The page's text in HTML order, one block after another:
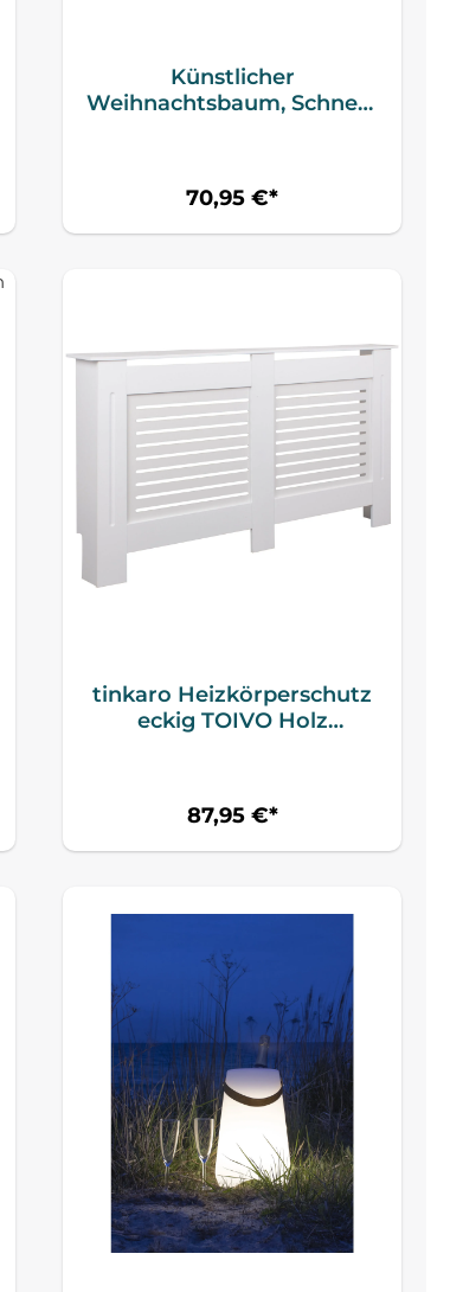
Künstlicher
Weihnachtsbaum, Schnee-
70,95 €*
tinkaro Heizkörperschutz
eckig TOIVO Holz
87,95 €*